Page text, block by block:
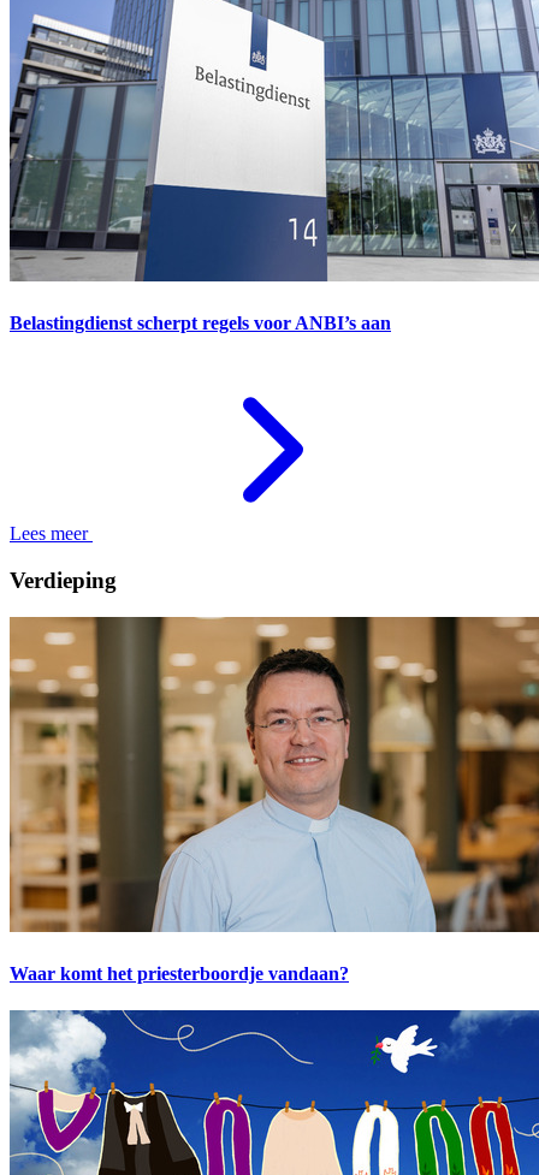
Belastingdienst scherpt regels voor ANBI’s aan
Lees meer
Verdieping
Waar komt het priesterboordje vandaan?